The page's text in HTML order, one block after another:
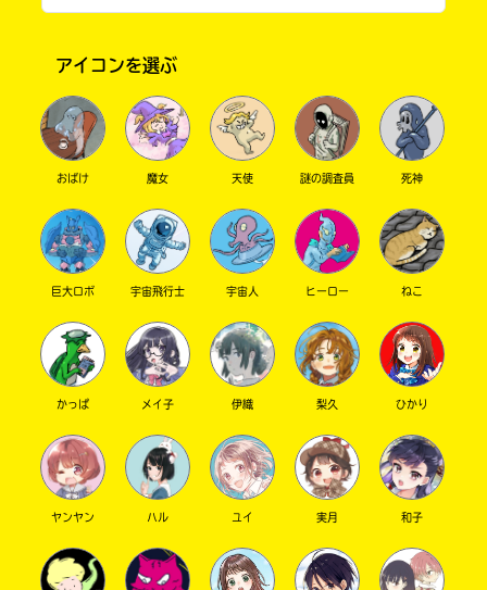
このマチのことを
もっと知りたい
キミに
アイコンを選ぶ
おばけ 魔女 天使 謎の調査員 死神
巨大ロボ 宇宙飛行士 宇宙人 ヒーロー ねこ
かっぱ メイ子 伊織 梨久 ひかり
ヤンヤン ハル ユイ 実月 和子